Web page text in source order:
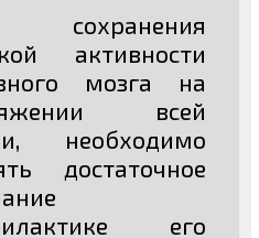
сохранения
активности
мозга на
всей
необходимо
достаточное
его